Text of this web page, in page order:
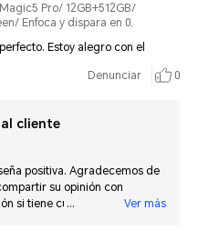
Pro/ 12GB+512GB/
Enfoca y dispara en 0,
Estoy alegro con el
Denunciar 0
cliente
positiva. Agradecemos de
su opinión con
si tiene cualquier consulta
Ver más